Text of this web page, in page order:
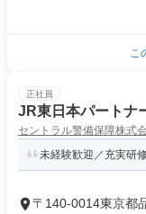
こ
正社員
JR東日本パートナ
セントラル警備保障株式
未経験歓迎／充実研
〒140-0014東京都